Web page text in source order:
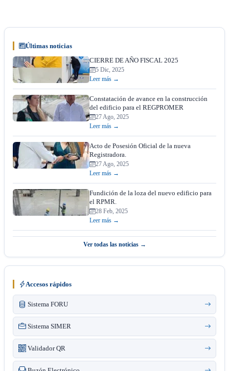
Últimas noticias
CIERRE DE AÑO FISCAL 2025
5 Dic, 2025
Leer más →
Constatación de avance en la construcción
del edificio para el REGPROMER
27 Ago, 2025
Leer más →
Acto de Posesión Oficial de la nueva
Registradora.
27 Ago, 2025
Leer más →
Fundición de la loza del nuevo edificio para
el RPMR.
28 Feb, 2025
Leer más →
Ver todas las noticias →
Accesos rápidos
Sistema FORU
Sistema SIMER
Validador QR